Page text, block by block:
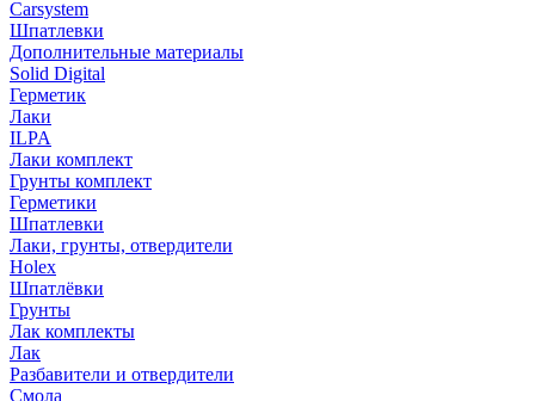
Carsystem
Шпатлевки
Дополнительные материалы
Solid Digital
Герметик
Лаки
ILPA
Лаки комплект
Грунты комплект
Герметики
Шпатлевки
Лаки, грунты, отвердители
Holex
Шпатлёвки
Грунты
Лак комплекты
Лак
Разбавители и отвердители
Смола